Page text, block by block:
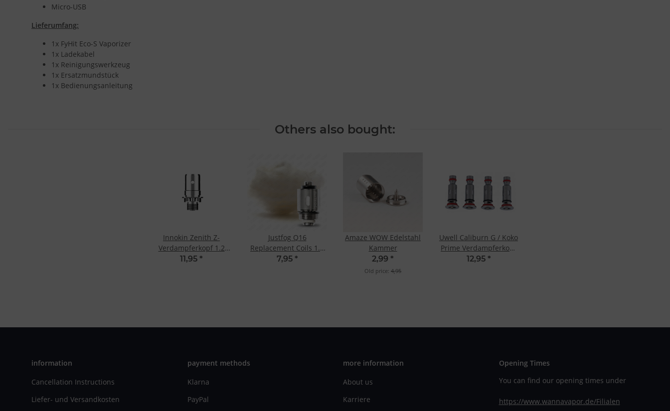
Micro-USB
Lieferumfang:
1x FyHit Eco-S Vaporizer
1x Ladekabel
1x Reinigungswerkzeug
1x Ersatzmundstück
1x Bedienungsanleitung
Others also bought:
Innokin Zenith Z-
Verdampferkopf 1.2
Ohm
11,95 *
Justfog Q16
Replacement Coils 1.2
Ohm
7,95 *
Amaze WOW Edelstahl
Kammer
2,99 *
Old price: 4,95
Uwell Caliburn G / Koko
Prime Verdampferkopf
(4 Stk.) 0,8 Ohm
12,95 *
information
Cancellation Instructions
Liefer- und Versandkosten
payment methods
Klarna
PayPal
more information
About us
Karriere
Opening Times
You can find our opening times under
https://www.wannavapor.de/Filialen